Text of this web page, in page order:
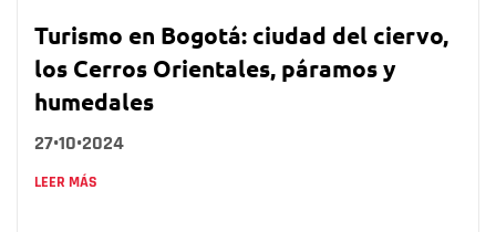
Turismo en Bogotá: ciudad del ciervo,
los Cerros Orientales, páramos y
humedales
27•10•2024
LEER MÁS